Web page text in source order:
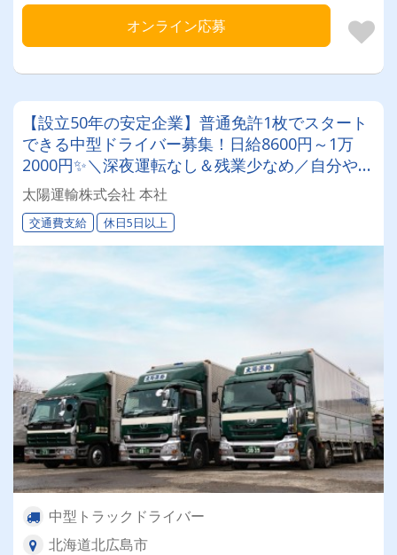
オンライン応募
【設立50年の安定企業】普通免許1枚でスタート
できる中型ドライバー募集！日給8600円～1万
2000円✨＼深夜運転なし＆残業少なめ／自分や家
族との時間を大切にしながら働けます♪ ★一人一
台の専用車両
太陽運輸株式会社 本社
交通費支給 休日5日以上
中型トラックドライバー
北海道北広島市